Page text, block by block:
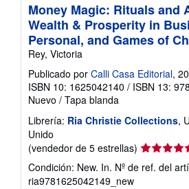
Money Magic: Rituals and
Wealth & Prosperity in
Personal, and Games of
Rey, Victoria
Publicado por Calli Casa Editorial,
ISBN 10: 1625042140 / ISBN 13:
Nuevo / Tapa blanda
Librería: Ria Christie Collections,
Unido
(vendedor de 5 estrellas) Calificación
del
vendedor:
Condición: New. In. Nº de ref. del
ria9781625042149_new